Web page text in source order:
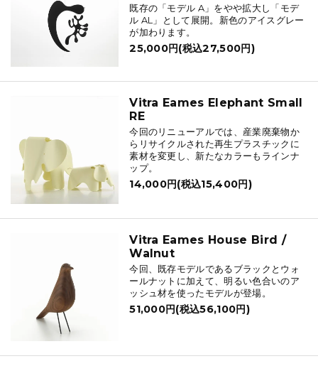
既存の「モデル A」をやや拡大し「モデ
ル AL」として展開。新色のアイスグレー
が加わります。
25,000円(税込27,500円)
Vitra Eames Elephant Small
RE
今回のリニューアルでは、産業廃棄物か
らリサイクルされた再生プラスチックに
素材を変更し、新たなカラーもラインナ
ップ。
14,000円(税込15,400円)
Vitra Eames House Bird /
Walnut
今回、既存モデルであるブラックとウォ
ールナットに加えて、明るい色合いのア
ッシュ材を使ったモデルが登場。
51,000円(税込56,100円)